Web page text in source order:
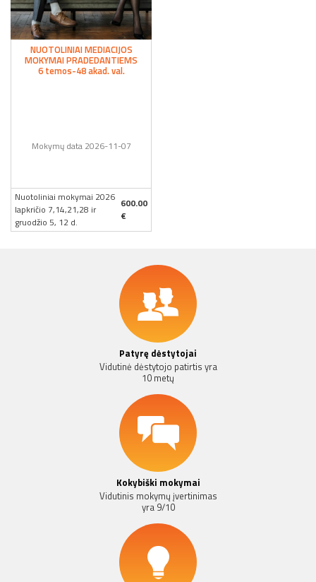
NUOTOLINIAI MEDIACIJOS
MOKYMAI PRADEDANTIEMS
6 temos-48 akad. val.
Mokymų data 2026-11-07
Nuotoliniai mokymai 2026
lapkričio 7,14,21,28 ir
gruodžio 5, 12 d.
600.00
€
Patyrę dėstytojai
Vidutinė dėstytojo patirtis yra
10 metų
Kokybiški mokymai
Vidutinis mokymų įvertinimas
yra 9/10